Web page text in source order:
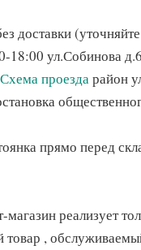
доставки
18:00 ул.Собинова
Схема проездарайон
прямо перед
реализует
товар ,